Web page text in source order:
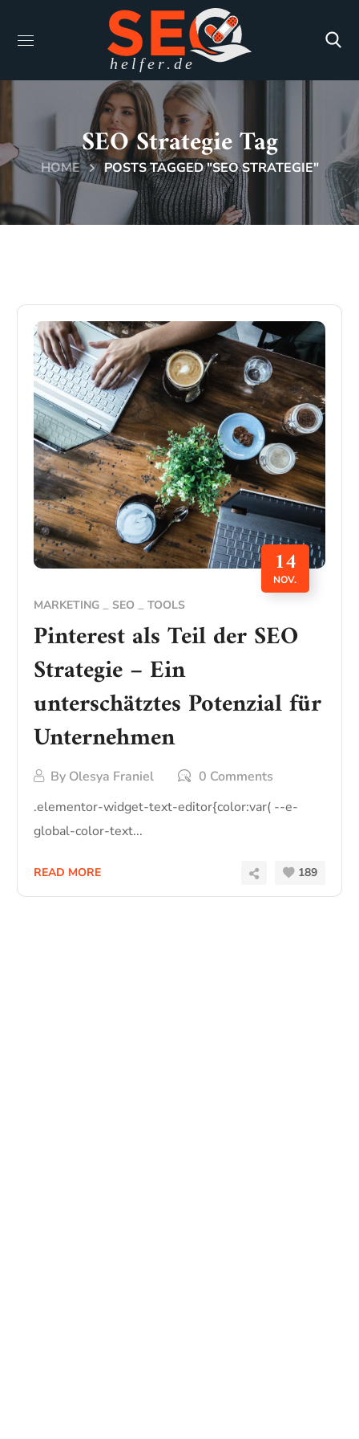
SEO Strategie Tag
HOME POSTS TAGGED "SEO STRATEGIE"
14
NOV.
MARKETING SEO TOOLS
Pinterest als Teil der SEO
Strategie – Ein
unterschätztes Potenzial für
Unternehmen
By Olesya Franiel
0 Comments
.elementor-widget-text-editor{color:var( --e-
global-color-text...
READ MORE 189